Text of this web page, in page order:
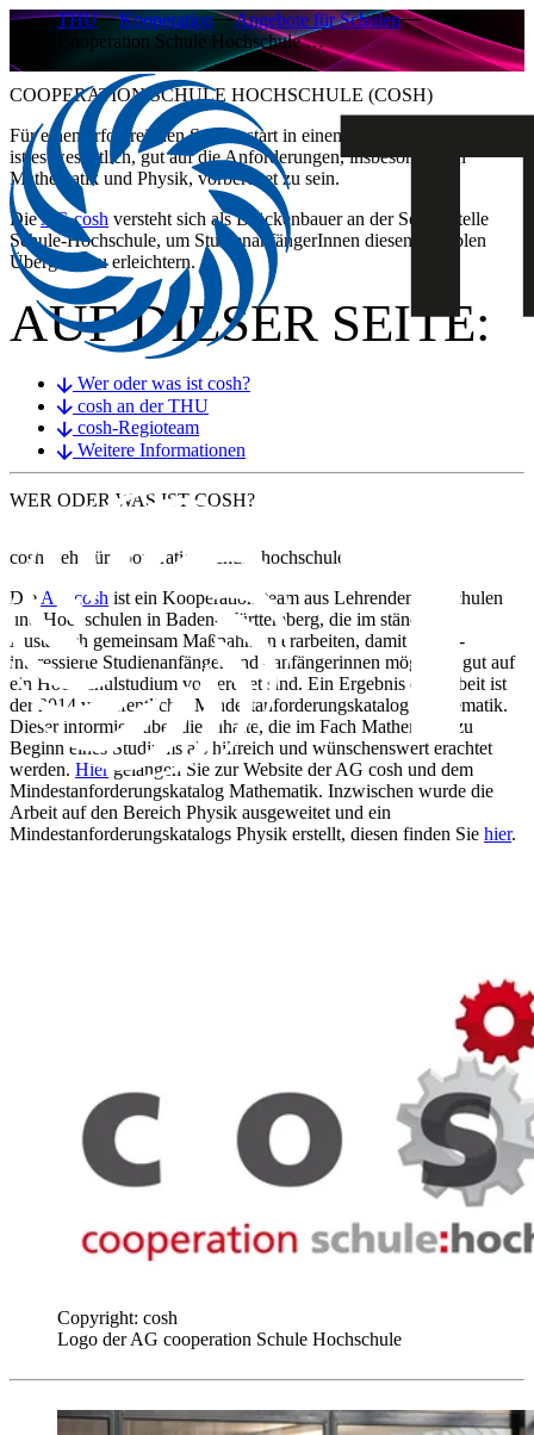
THU Kooperation
Angebote für Schulen
Cooperation Schule Hochschule …
COOPERATION SCHULE HOCHSCHULE (COSH)
​​​​​​​​​​​​​​​​​​​Für einen erfolgreichen Studienstart in einem WiMINT-Studiengang
ist es wesentlich, gut auf die Anforderungen, insbesondere in
Mathematik und Physik, vorbereitet zu sein.
DieAG cosh versteht sich als Brückenbauer an der Schnittstelle
Schule-Hochschule, um StudienanfängerInnen diesen sensiblen
Übergang zu erleichtern.​
AUF DIESER SEITE:
Wer oder was ist cosh?
cosh an der THU
cosh-Regioteam
Weitere Informationen
WER ODER WAS IST COSH?
c​osh steht für cooperation schule-hochschule.
Die AG cosh ist ein Kooperationsteam aus Lehrenden an Schulen
und Hochschulen in Baden-Württemberg, die im ständigen
Austausch gemeinsam Maßnahmen erarbeiten, damit MINT-
interessierte Studienanfänger und –anfängerinnen möglichst gut auf
ein Hochschulstudium vorbereitet sind. Ein Ergebnis der Arbeit ist
der 2014 veröffentlichte Mindestanforderungskatalog Mathematik.
Dieser informiert über die Inhalte, die im Fach Mathematik zu
Beginn eines Studiums als hilfreich und wünschenswert erachtet
werden. Hier gelangen Sie zur Website der AG cosh und dem
Mindestanforderungskatalog Mathematik. Inzwischen wurde die
Arbeit auf den Bereich Physik ausgeweitet und ein
Mindestanforderungskatalogs Physik erstellt, diesen finden Sie hier.
Copyright: cosh
Logo der AG cooperation Schule Hochschule